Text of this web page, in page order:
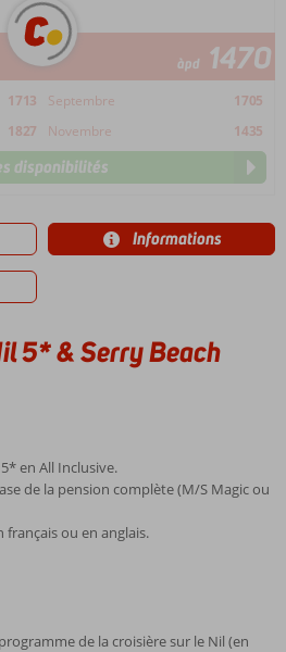
àpd 1470
1713 Septembre
1705
1827 Novembre 1435
disponibilités
Informations
5* & Serry Beach
en All Inclusive.
de la pension complète (M/S Magic ou
ou en anglais.
de la croisière sur le Nil (en